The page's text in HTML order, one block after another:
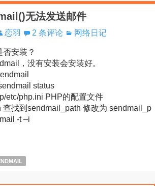
无法发送邮件
恋羽 2 条评论 网络日记
安装？
，没有安装会安装好。
status
etc/php.ini PHP的配置文件
查找到sendmail_path 修改为 sendmail_p
-t –i